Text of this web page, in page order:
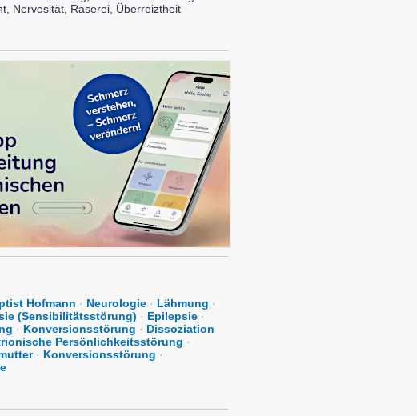
Nervosität, Raserei, Überreiztheit
Hofmann · Neurologie · Lähmung ·
(Sensibilitätsstörung) · Epilepsie ·
· Konversionsstörung · Dissoziation
Persönlichkeitsstörung ·
· Konversionsstörung ·